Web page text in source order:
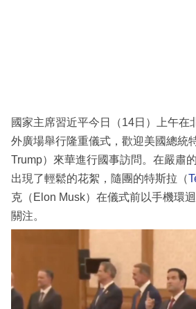
國家主席習近平今日（14日）上午在
外廣場舉行隆重儀式，歡迎美國總統
Trump）來華進行國事訪問。在嚴肅
出現了輕鬆的花絮，隨團的特斯拉（
克（Elon Musk）在儀式前以手機環
關注。